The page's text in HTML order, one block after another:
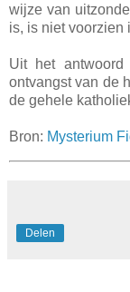
wijze van
is, is niet voorzien
Uit het
ontvangst van de
de gehele
Bron: Mysterium
Delen